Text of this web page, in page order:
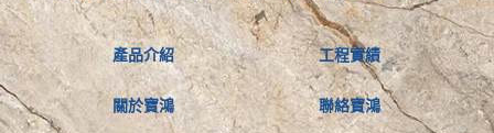
產品介紹
關於寶鴻
工程實績
聯絡寶鴻